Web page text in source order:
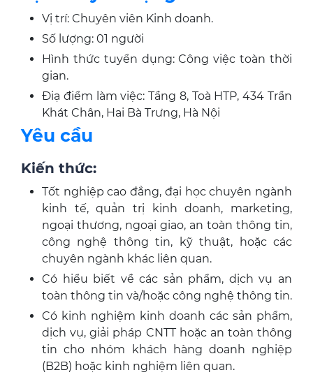
Vị trí: Chuyên viên Kinh doanh.
Số lượng: 01 người
Hình thức tuyển dụng: Công việc toàn thời
gian.
Điạ điểm làm việc: Tầng 8, Toà HTP, 434 Trần
Khát Chân, Hai Bà Trưng, Hà Nội
Yêu cầu
Kiến thức:
Tốt nghiệp cao đẳng, đại học chuyên ngành
kinh tế, quản trị kinh doanh, marketing,
ngoại thương, ngoại giao, an toàn thông tin,
công nghệ thông tin, kỹ thuật, hoặc các
chuyên ngành khác liên quan.
Có hiểu biết về các sản phẩm, dịch vụ an
toàn thông tin và/hoặc công nghệ thông tin.
Có kinh nghiệm kinh doanh các sản phẩm,
dịch vụ, giải pháp CNTT hoặc an toàn thông
tin cho nhóm khách hàng doanh nghiệp
(B2B) hoặc kinh nghiệm liên quan.